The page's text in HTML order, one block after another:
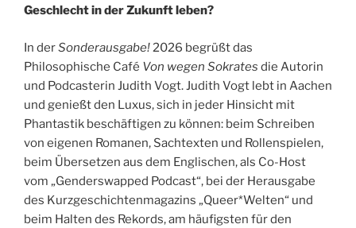
Geschlecht in der Zukunft leben?
In derSonderausgabe!2026 begrüßt das
Philosophische Café Von wegen Sokrates die Autorin
und Podcasterin Judith Vogt. Judith Vogt lebt in Aachen
und genießt den Luxus, sich in jeder Hinsicht mit
Phantastik beschäftigen zu können: beim Schreiben
von eigenen Romanen, Sachtexten und Rollenspielen,
beim Übersetzen aus dem Englischen, als Co-Host
vom „Genderswapped Podcast“, bei der Herausgabe
des Kurzgeschichtenmagazins „Queer*Welten“ und
beim Halten des Rekords, am häufigsten für den